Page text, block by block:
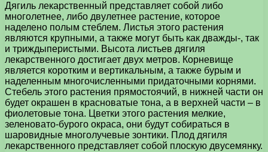
Дягиль лекарственный представляет собой либо
многолетнее, либо двулетнее растение, которое
наделено полым стеблем. Листья этого растения
являются крупными, а также могут быть как дважды-, так
и триждыперистыми. Высота листьев дягиля
лекарственного достигает двух метров. Корневище
является коротким и вертикальным, а также бурым и
наделенным многочисленными придаточными корнями.
Стебель этого растения прямостоячий, в нижней части он
будет окрашен в красноватые тона, а в верхней части – в
фиолетовые тона. Цветки этого растения мелкие,
зеленовато-бурого окраса, они будут собираться в
шаровидные многолучевые зонтики. Плод дягиля
лекарственного представляет собой плоскую двусемянку.